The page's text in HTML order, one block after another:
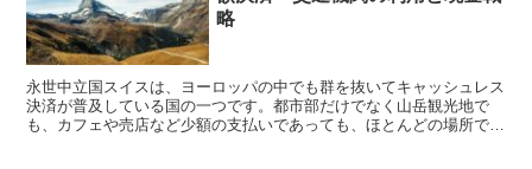
略
永世中立国スイスは、ヨーロッパの中でも群を抜いてキャッシュレス
決済が普及している国の一つです。都市部だけでなく山岳観光地で
も、カフェや売店など少額の支払いであっても、ほとんどの場所でク